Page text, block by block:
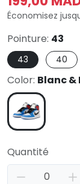
Économisez
Pointure: 43
43 40
Color: Blanc &
Quantité